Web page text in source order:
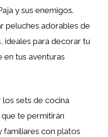
y sus enemigos.
peluches adorables de
ideales para decorar tu
en tus aventuras
los sets de cocina
, que te permitirán
familiares con platos